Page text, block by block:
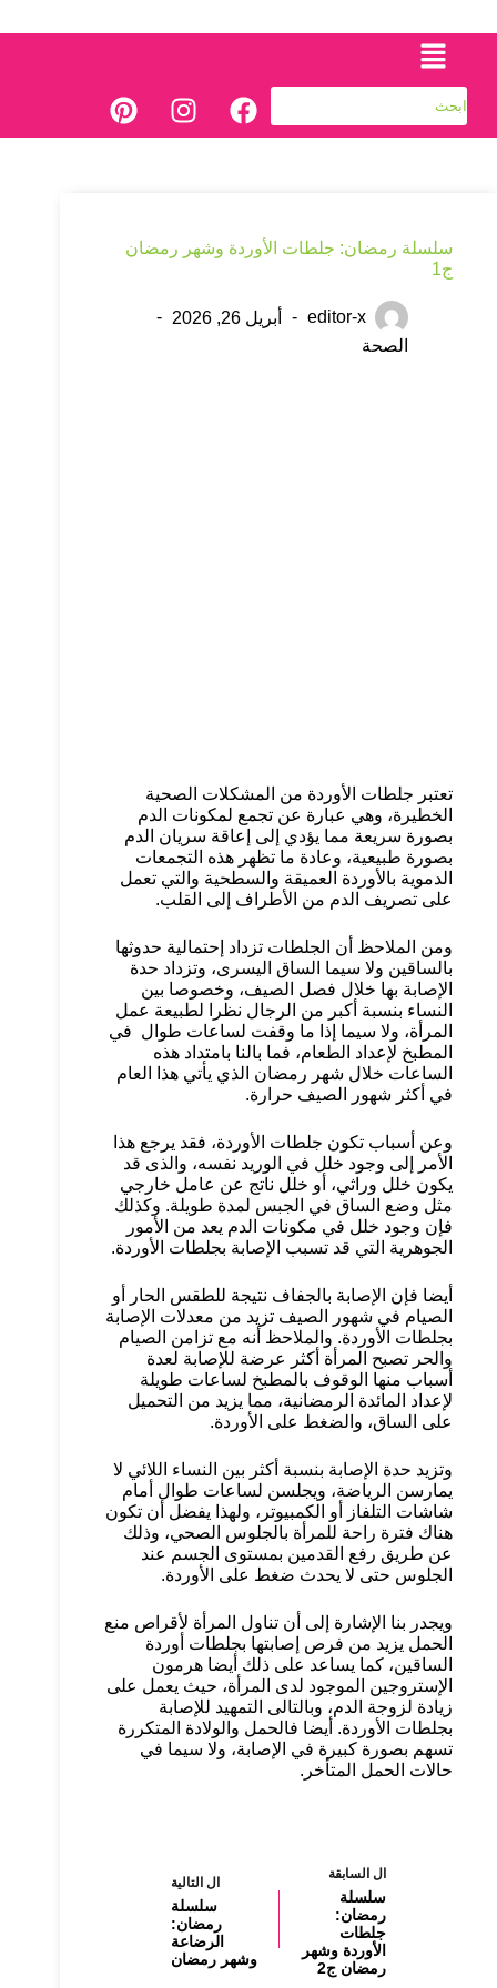
سلسلة رمضان: جلطات الأوردة وشهر رمضان
ج1
editor-x
أبريل 26, 2026
الصحة
تعتبر جلطات الأوردة من المشكلات الصحية
الخطيرة، وهي عبارة عن تجمع لمكونات الدم
بصورة سريعة مما يؤدي إلى إعاقة سريان الدم
بصورة طبيعية، وعادة ما تظهر هذه التجمعات
الدموية بالأوردة العميقة والسطحية والتي تعمل
على تصريف الدم من الأطراف إلى القلب.
ومن الملاحظ أن الجلطات تزداد إحتمالية حدوثها
بالساقين ولا سيما الساق اليسرى، وتزداد حدة
الإصابة بها خلال فصل الصيف، وخصوصا بين
النساء بنسبة أكبر من الرجال نظرا لطبيعة عمل
المرأة، ولا سيما إذا ما وقفت لساعات طوال في
المطبخ لإعداد الطعام، فما بالنا بامتداد هذه
الساعات خلال شهر رمضان الذي يأتي هذا العام
في أكثر شهور الصيف حرارة.
وعن أسباب تكون جلطات الأوردة، فقد يرجع هذا
الأمر إلى وجود خلل في الوريد نفسه، والذى قد
يكون خلل وراثي، أو خلل ناتج عن عامل خارجي
مثل وضع الساق في الجبس لمدة طويلة. وكذلك
فإن وجود خلل في مكونات الدم يعد من الأمور
الجوهرية التي قد تسبب الإصابة بجلطات الأوردة.
أيضا فإن الإصابة بالجفاف نتيجة للطقس الحار أو
الصيام في شهور الصيف تزيد من معدلات الإصابة
بجلطات الأوردة. والملاحظ أنه مع تزامن الصيام
والحر تصبح المرأة أكثر عرضة للإصابة لعدة
أسباب منها الوقوف بالمطبخ لساعات طويلة
لإعداد المائدة الرمضانية، مما يزيد من التحميل
على الساق، والضغط على الأوردة.
وتزيد حدة الإصابة بنسبة أكثر بين النساء اللائي لا
يمارسن الرياضة، ويجلسن لساعات طوال أمام
شاشات التلفاز أو الكمبيوتر، ولهذا يفضل أن تكون
هناك فترة راحة للمرأة بالجلوس الصحي، وذلك
عن طريق رفع القدمين بمستوى الجسم عند
الجلوس حتى لا يحدث ضغط على الأوردة.
ويجدر بنا الإشارة إلى أن تناول المرأة لأقراص منع
الحمل يزيد من فرص إصابتها بجلطات أوردة
الساقين، كما يساعد على ذلك أيضا هرمون
الإستروجين الموجود لدى المرأة، حيث يعمل على
زيادة لزوجة الدم، وبالتالى التمهيد للإصابة
بجلطات الأوردة. أيضا فالحمل والولادة المتكررة
تسهم بصورة كبيرة في الإصابة، ولا سيما في
حالات الحمل المتأخر.
ال السابقة
سلسلة
رمضان:
جلطات
الأوردة وشهر
رمضان ج2
ال التالية
سلسلة
رمضان:
الرضاعة
وشهر رمضان